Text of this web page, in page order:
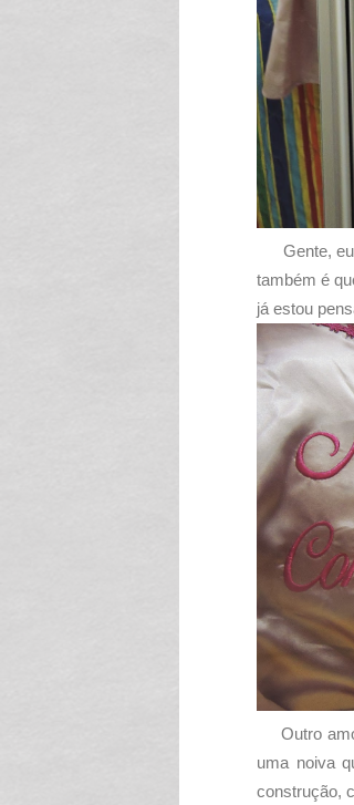
Gente,
também é
já estou
Outro
uma noiva
construção,